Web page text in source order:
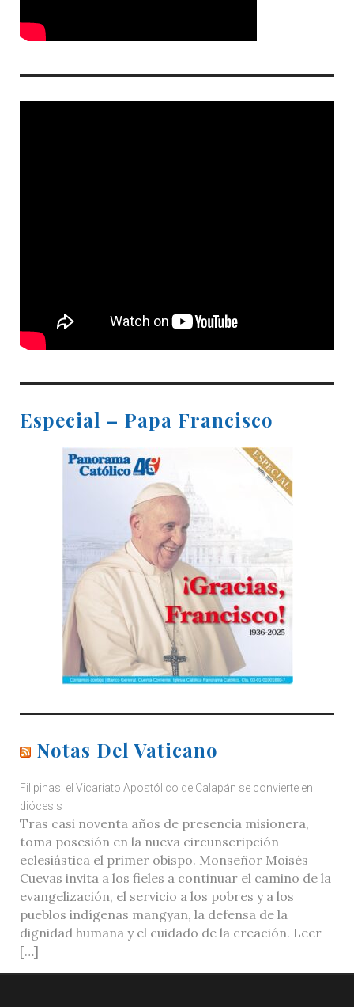
Especial – Papa Francisco
Notas Del Vaticano
Filipinas: el Vicariato Apostólico de Calapán se convierte en
diócesis
Tras casi noventa años de presencia misionera,
toma posesión en la nueva circunscripción
eclesiástica el primer obispo. Monseñor Moisés
Cuevas invita a los fieles a continuar el camino de la
evangelización, el servicio a los pobres y a los
pueblos indígenas mangyan, la defensa de la
dignidad humana y el cuidado de la creación. Leer
[…]